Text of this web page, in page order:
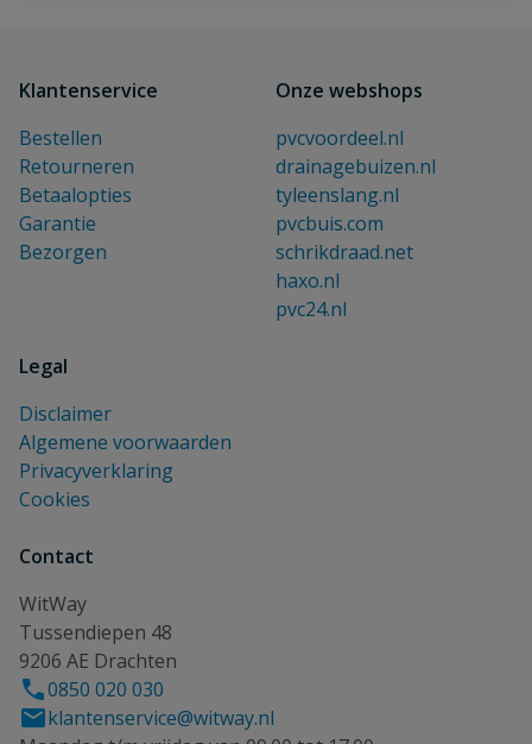
Klantenservice
Bestellen
Retourneren
Betaalopties
Garantie
Bezorgen
Onze webshops
pvcvoordeel.nl
drainagebuizen.nl
tyleenslang.nl
pvcbuis.com
schrikdraad.net
haxo.nl
pvc24.nl
Legal
Disclaimer
Algemene voorwaarden
Privacyverklaring
Cookies
Contact
WitWay
Tussendiepen 48
9206 AE Drachten
0850 020 030
klantenservice@witway.nl